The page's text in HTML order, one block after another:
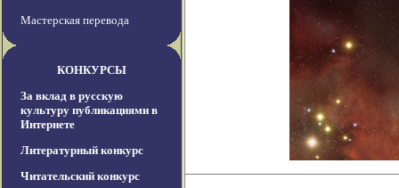
Мастерская перевода
КОНКУРСЫ
За вклад в русскую
культуру публикациями в
Интернете
Литературный конкурс
Читательский конкурс